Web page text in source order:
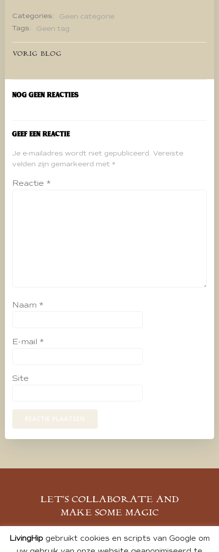
Categories:
Geen categorie
Tags:
Geen tag
Bericht
navigatie
VORIG BLOG
Nog geen reacties
Geef een reactie
Je e-mailadres wordt niet gepubliceerd. Vereiste
velden zijn gemarkeerd met *
Reactie *
Naam *
E-mail *
Site
LET’S COLLABORATE AND
MAKE SOME MAGIC
MELD JE AAN
LivingHipgebruikt cookies en scripts van Google om